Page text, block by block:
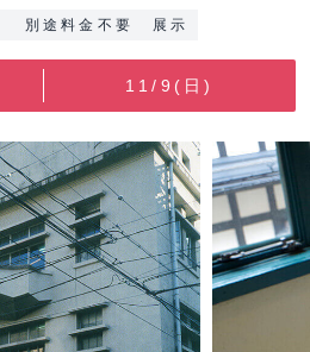
別途料金不要 展示
11/9(日)